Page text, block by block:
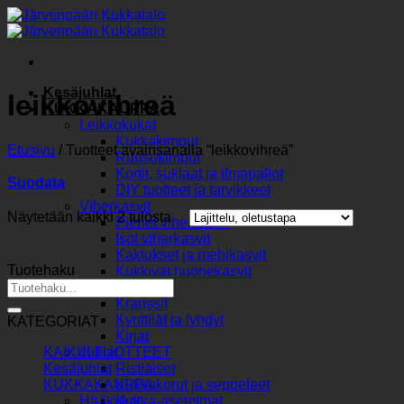
Skip
to
Kesäjuhlat
KUKKAKAUPPA
Leikkokukat
Kukkakimput
Ruusukimput
Kortit, suklaat ja ilmapallot
DIY tuotteet ja tarvikkeet
Viherkasvit
Pienet viherkasvit
Isot viherkasvit
Kaktukset ja mehikasvit
Kukkivat huonekasvit
Kranssit
Kynttilät ja lyhdyt
Kirjat
Juhlat
Ristiäiset
Kukkakorut ja seppeleet
Kukka-asetelmat
leikkovihreä
Etusivu / Tuotteet avainsanalla “leikkovihreä”
Suodata
Näytetään kaikki 2 tulosta
Tuotehaku
Etsi:
KATEGORIAT
KAIKKI TUOTTEET
Kesäjuhlat
KUKKAKAUPPA
Hääkukat